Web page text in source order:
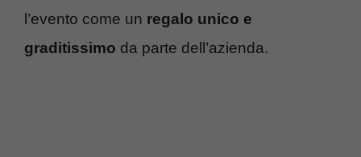
l’evento come un regalo unico e
graditissimo da parte dell’azienda.